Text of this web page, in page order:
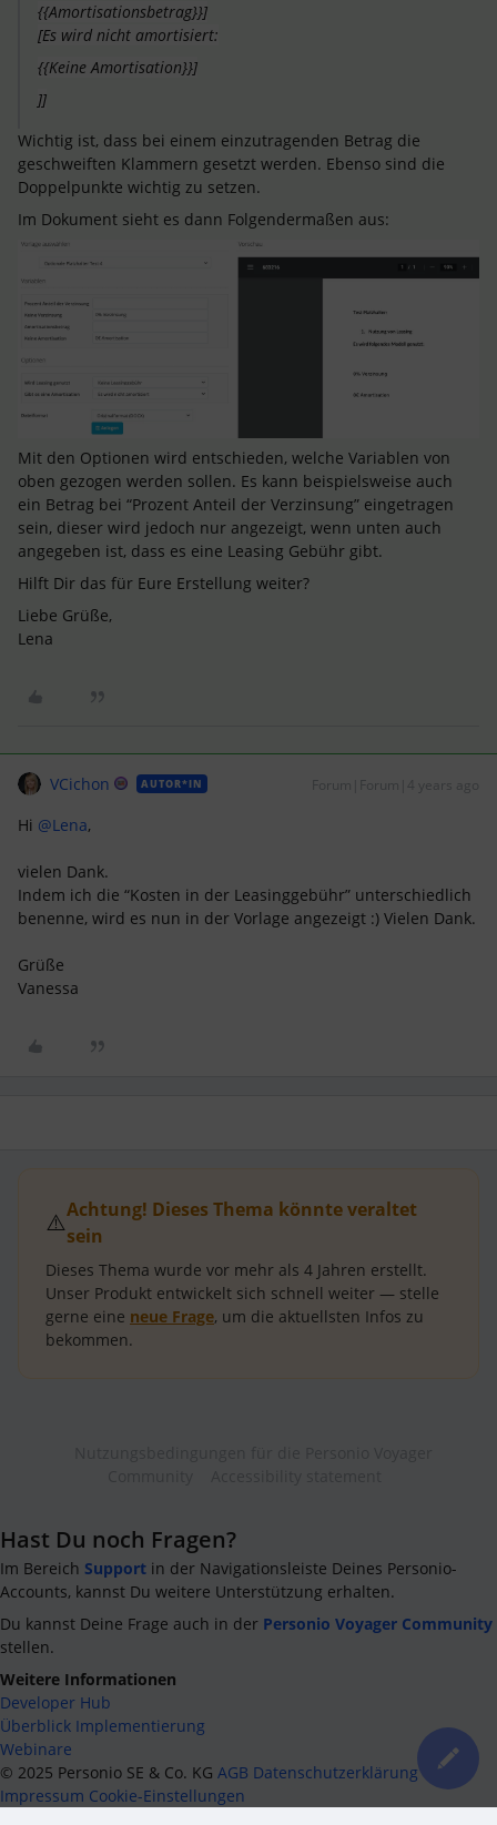
{{Amortisationsbetrag}}]
[Es wird nicht amortisiert:
{{Keine Amortisation}}]
]]
Wichtig ist, dass bei einem einzutragenden Betrag die
geschweiften Klammern gesetzt werden. Ebenso sind die
Doppelpunkte wichtig zu setzen.
Im Dokument sieht es dann Folgendermaßen aus:
Mit den Optionen wird entschieden, welche Variablen von
oben gezogen werden sollen. Es kann beispielsweise auch
ein Betrag bei “Prozent Anteil der Verzinsung” eingetragen
sein, dieser wird jedoch nur angezeigt, wenn unten auch
angegeben ist, dass es eine Leasing Gebühr gibt.
Hilft Dir das für Eure Erstellung weiter?
Liebe Grüße,
Lena
VCichon AUTOR*IN Forum|Forum|4 years ago
Hi @Lena,
vielen Dank.
Indem ich die “Kosten in der Leasinggebühr” unterschiedlich
benenne, wird es nun in der Vorlage angezeigt :) Vielen Dank.
Grüße
Vanessa
⚠️Achtung! Dieses Thema könnte veraltet
sein
Dieses Thema wurde vor mehr als 4 Jahren erstellt.
Unser Produkt entwickelt sich schnell weiter — stelle
gerne eine neue Frage, um die aktuellsten Infos zu
bekommen.
Hast Du noch Fragen?
Im Bereich Support in der Navigationsleiste Deines Personio-
Accounts, kannst Du weitere Unterstützung erhalten.
Du kannst Deine Frage auch in der Personio Voyager Community
stellen.
Weitere Informationen
Developer Hub
Überblick Implementierung
Webinare
© 2025 Personio SE & Co. KG AGB Datenschutzerklärung
Impressum Cookie-Einstellungen